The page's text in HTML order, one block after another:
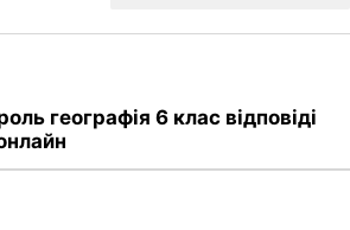
географія 6 клас відповіді